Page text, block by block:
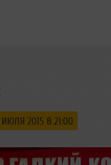
ИЮЛЯ 2015 В 21:00